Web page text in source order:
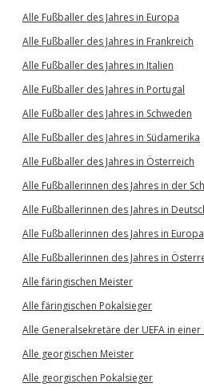
Alle Fußballer des Jahres in Europa
Alle Fußballer des Jahres in Frankreich
Alle Fußballer des Jahres in Italien
Alle Fußballer des Jahres in Portugal
Alle Fußballer des Jahres in Schweden
Alle Fußballer des Jahres in Südamerika
Alle Fußballer des Jahres in Österreich
Alle Fußballerinnen des Jahres in der
Alle Fußballerinnen des Jahres in
Alle Fußballerinnen des Jahres in Europa
Alle Fußballerinnen des Jahres in
Alle färingischen Meister
Alle färingischen Pokalsieger
Alle Generalsekretäre der UEFA in einer
Alle georgischen Meister
Alle georgischen Pokalsieger